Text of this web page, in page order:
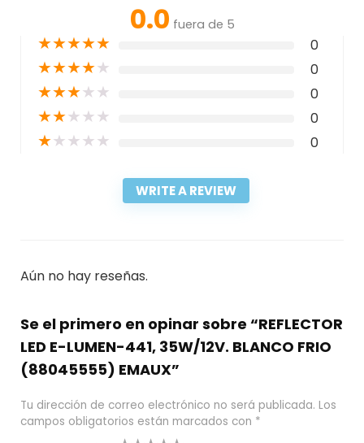
0.0 fuera de 5
★★★★★ 0
★★★★★ 0
★★★★★ 0
★★★★★ 0
★★★★★ 0
WRITE A REVIEW
Aún no hay reseñas.
Se el primero en opinar sobre “REFLECTOR
LED E-LUMEN-441, 35W/12V. BLANCO FRIO
(88045555) EMAUX”
Tu dirección de correo electrónico no será publicada. Los
campos obligatorios están marcados con *